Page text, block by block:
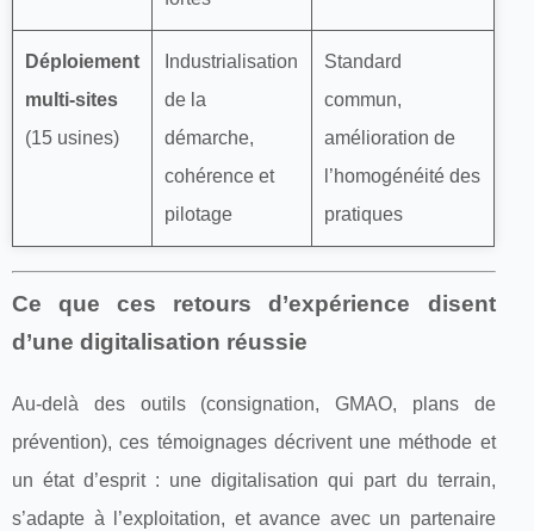
Déploiement
multi-sites
(15 usines)
Industrialisation
de la
démarche,
cohérence et
pilotage
Standard
commun,
amélioration de
l’homogénéité des
pratiques
Ce que ces retours d’expérience disent
d’une digitalisation réussie
Au-delà des outils (consignation, GMAO, plans de
prévention), ces témoignages décrivent une méthode et
un état d’esprit : une digitalisation qui part du terrain,
s’adapte à l’exploitation, et avance avec un partenaire